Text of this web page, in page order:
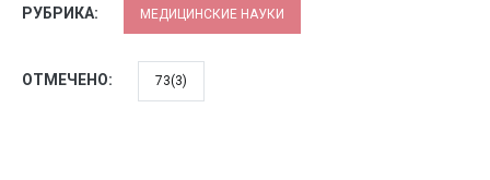
РУБРИКА: МЕДИЦИНСКИЕ НАУКИ
ОТМЕЧЕНО: 73(3)